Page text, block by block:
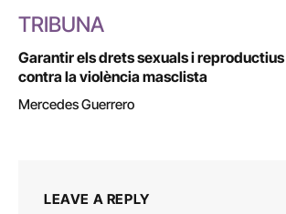
TRIBUNA
Garantir els drets sexuals i
contra la violència masclista
Mercedes Guerrero
LEAVE A REPLY